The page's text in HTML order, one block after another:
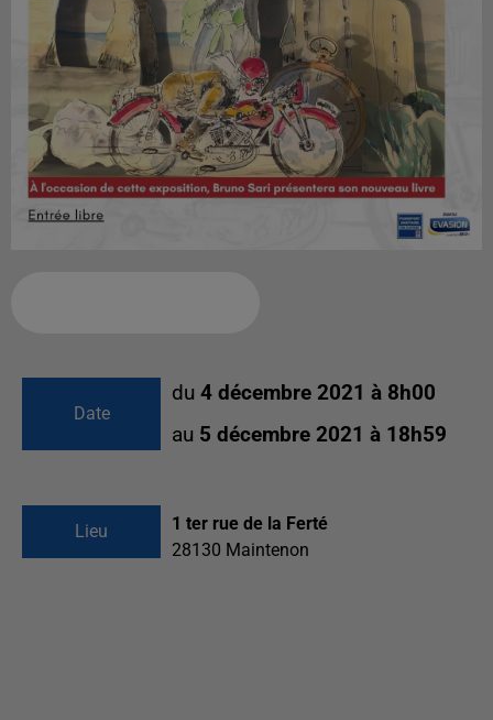
Date
du 4 décembre 2021 à 8h00
au 5 décembre 2021 à 18h59
Lieu
1 ter rue de la Ferté
28130 Maintenon